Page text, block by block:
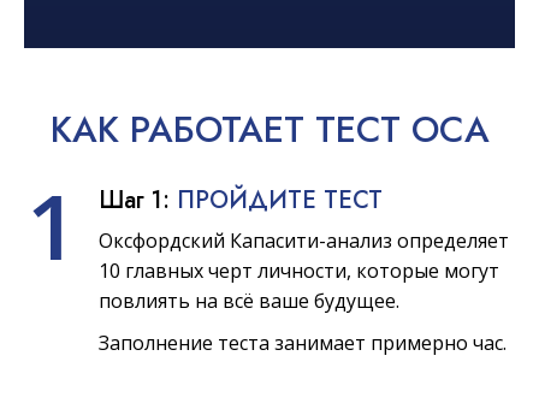
КАК РАБОТАЕТ ТЕСТ OCA
1 Шаг 1: ПРОЙДИТЕ ТЕСТ
Оксфордский Капасити-анализ определяет
10 главных черт личности, которые могут
повлиять на всё ваше будущее.
Заполнение теста занимает примерно час.